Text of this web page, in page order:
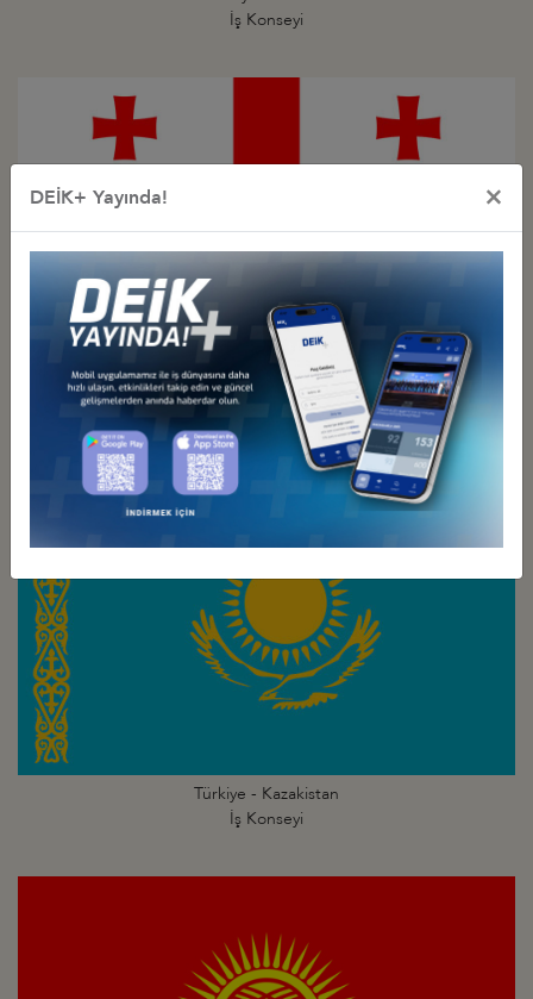
İş Konseyi
Türkiye - Gürcistan
İş Konseyi
Türkiye - Kazakistan
İş Konseyi
DEİK+ Yayında! ×